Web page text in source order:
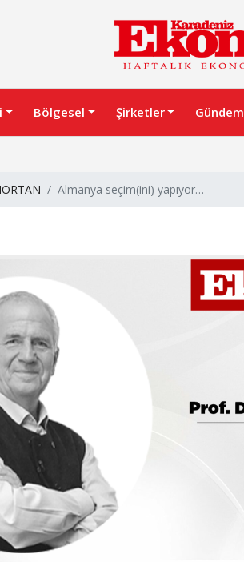
Bölgesel Şirketler Gündem
Almanya seçim(ini) yapıyor…